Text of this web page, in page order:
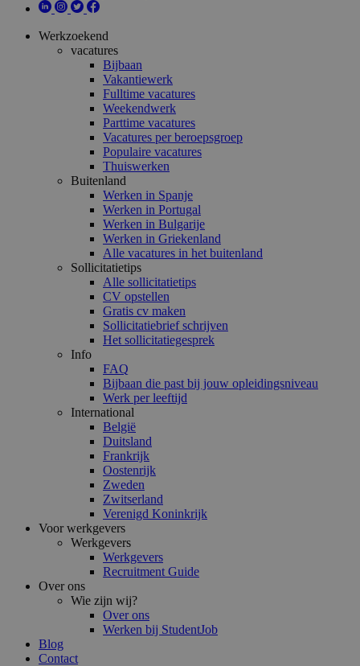
Werkzoekend
vacatures
Bijbaan
Vakantiewerk
Fulltime vacatures
Weekendwerk
Parttime vacatures
Vacatures per beroepsgroep
Populaire vacatures
Thuiswerken
Buitenland
Werken in Spanje
Werken in Portugal
Werken in Bulgarije
Werken in Griekenland
Alle vacatures in het buitenland
Sollicitatietips
Alle sollicitatietips
CV opstellen
Gratis cv maken
Sollicitatiebrief schrijven
Het sollicitatiegesprek
Info
FAQ
Bijbaan die past bij jouw opleidingsniveau
Werk per leeftijd
International
België
Duitsland
Frankrijk
Oostenrijk
Zweden
Zwitserland
Verenigd Koninkrijk
Voor werkgevers
Werkgevers
Werkgevers
Recruitment Guide
Over ons
Wie zijn wij?
Over ons
Werken bij StudentJob
Blog
Contact